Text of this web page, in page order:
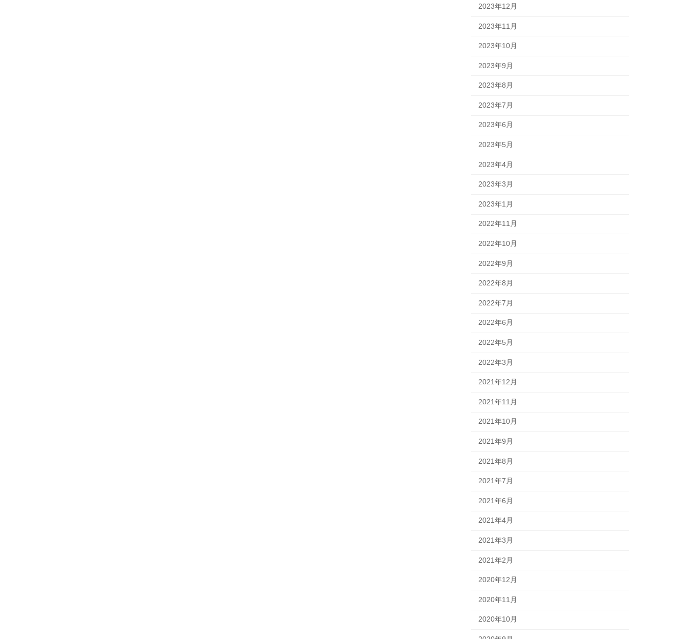
2023年12月
2023年11月
2023年10月
2023年9月
2023年8月
2023年7月
2023年6月
2023年5月
2023年4月
2023年3月
2023年1月
2022年11月
2022年10月
2022年9月
2022年8月
2022年7月
2022年6月
2022年5月
2022年3月
2021年12月
2021年11月
2021年10月
2021年9月
2021年8月
2021年7月
2021年6月
2021年4月
2021年3月
2021年2月
2020年12月
2020年11月
2020年10月